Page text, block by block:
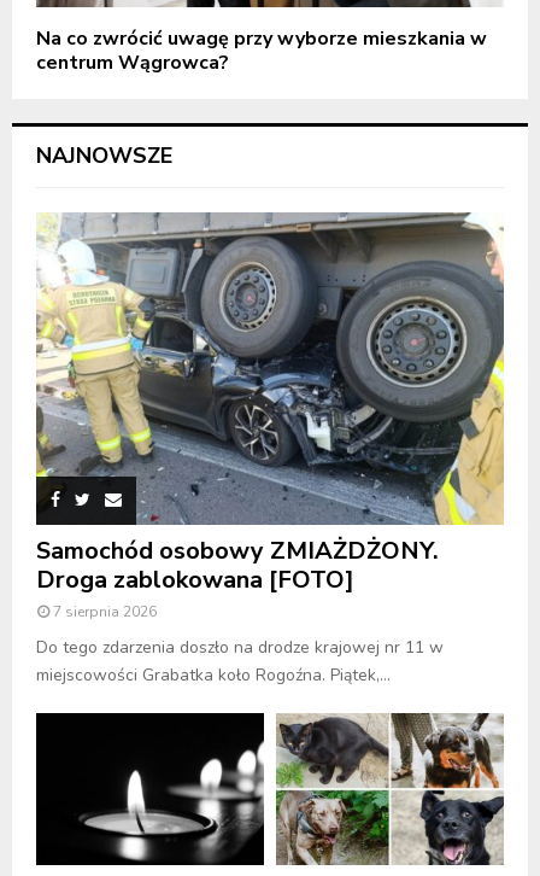
Na co zwrócić uwagę przy wyborze mieszkania w
centrum Wągrowca?
NAJNOWSZE
Samochód osobowy ZMIAŻDŻONY.
Droga zablokowana [FOTO]
7 sierpnia 2026
Do tego zdarzenia doszło na drodze krajowej nr 11 w
miejscowości Grabatka koło Rogoźna. Piątek,...